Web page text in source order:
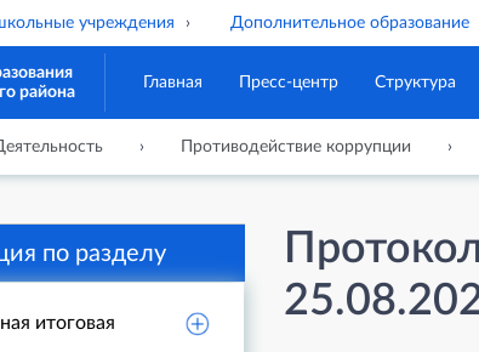
учреждения Дополнительное образование
района
Главная Пресс-центр Структура
Противодействие коррупции
по разделу
итоговая